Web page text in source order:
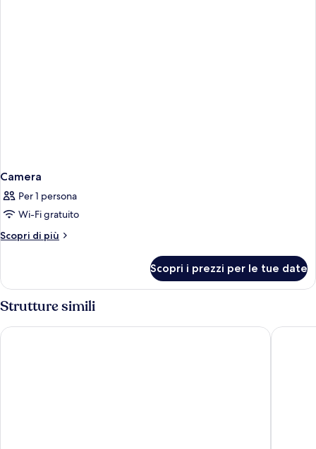
Camera
Per 1 persona
Wi-Fi gratuito
Scopri di più
Altri
Scopri i prezzi per le tue date
Strutture simili
Hotel AMANO Rooms & Apartments Premier